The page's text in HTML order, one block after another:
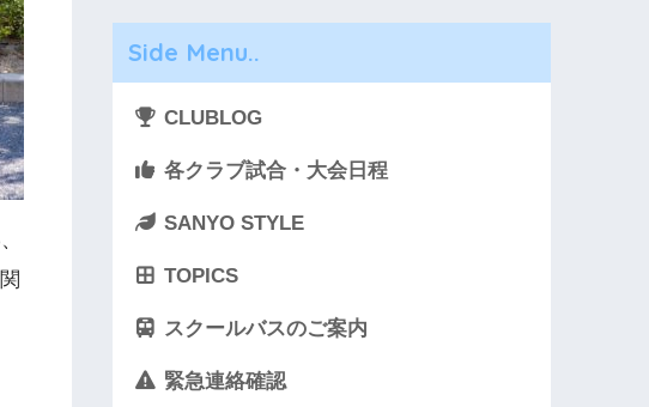
Side Menu..
CLUBLOG
各クラブ試合・大会日程
SANYO STYLE
TOPICS
スクールバスのご案内
緊急連絡確認